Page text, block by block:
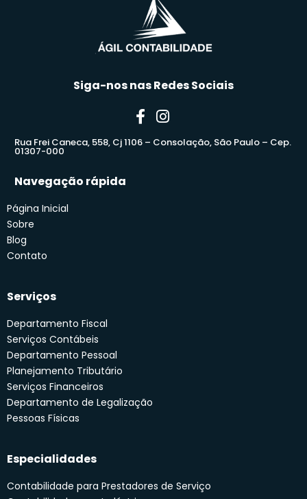
Siga-nos nas Redes Sociais
Rua Frei Caneca, 558, Cj 1106 – Consolação, São Paulo – Cep.
01307-000
Navegação rápida
Página Inicial
Sobre
Blog
Contato
Serviços
Departamento Fiscal
Serviços Contábeis
Departamento Pessoal
Planejamento Tributário
Serviços Financeiros
Departamento de Legalização
Pessoas Físicas
Especialidades
Contabilidade para Prestadores de Serviço